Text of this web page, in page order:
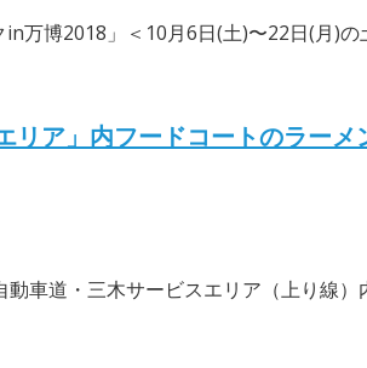
万博2018」＜10月6日(土)〜22日(月)
リア」内フードコートのラーメ
車道・三木サービスエリア（上り線